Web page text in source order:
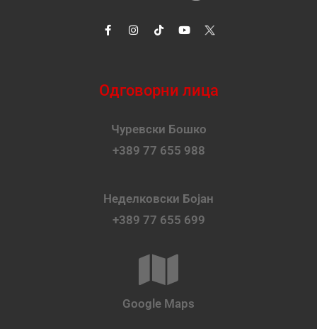
Одговорни лица
Чуревски Бошко
+389 77 655 988
Неделковски Бојан
+389 77 655 699
Google Maps